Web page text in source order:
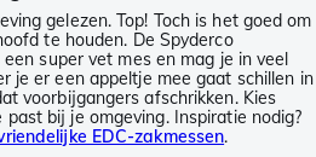
gelezen. Top! Toch is het goed om
te houden. De Spyderco
super vet mes en mag je in veel
je er een appeltje mee gaat schillen in
voorbijgangers afschrikken. Kies
bij je omgeving. Inspiratie nodig?
EDC-zakmessen.